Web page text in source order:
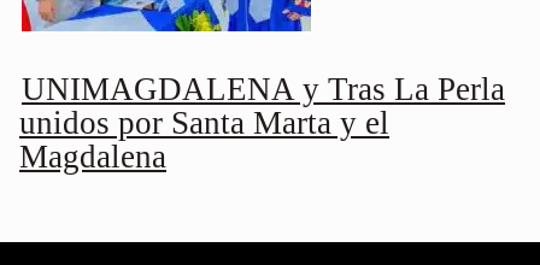
UNIMAGDALENA y Tras La Perla
unidos por Santa Marta y el
Magdalena